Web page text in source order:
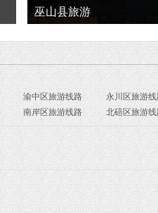
巫山县旅游
渝中区旅游线路
永川区旅游
南岸区旅游线路 北碚区旅游